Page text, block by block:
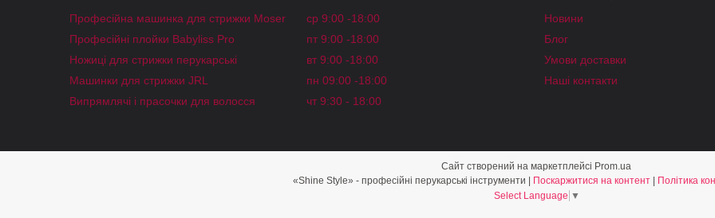
Професійна машинка для стрижки Moser
Професійні плойки Babyliss Pro
Ножиці для стрижки перукарські
Машинки для стрижки JRL
Випрямлячі і прасочки для волосся
ср 9:00 -18:00
пт 9:00 -18:00
вт 9:00 -18:00
пн 09:00 -18:00
чт 9:30 - 18:00
Новини
Блог
Умови доставки
Наші контакти
Сайт створений на маркетплейсі Prom.ua
Поскаржитися на контент
Політика
Select Language ▼